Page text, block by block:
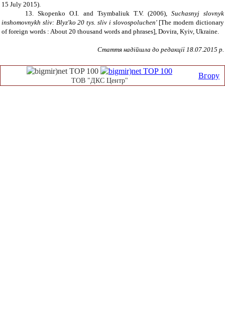
15 July 2015).
13. Skopenko O.I. and Tsymbaliuk T.V. (2006), Suchasnyj slovnyk
inshomovnykh sliv: Blyz'ko 20 tys. sliv i slovospoluchen' [The modern dictionary
of foreign words : About 20 thousand words and phrases], Dovira, Kyiv, Ukraine.
Стаття надійшла до редакції 18.07.2015 р.
Вгору
ТОВ "ДКС Центр"